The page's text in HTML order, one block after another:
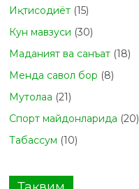
Иқтисодиёт (15)
Кун мавзуси (30)
Маданият ва санъат (18)
Менда савол бор (8)
Мутолаа (21)
Спорт майдонларида (20)
Табасcум (10)